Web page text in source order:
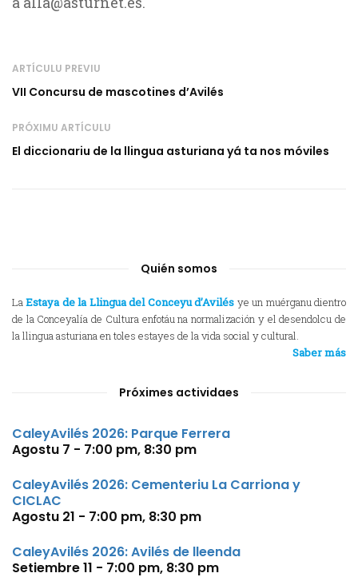
ARTÍCULU PREVIU
VII Concursu de mascotines d’Avilés
PRÓXIMU ARTÍCULU
El diccionariu de la llingua asturiana yá ta nos móviles
Quién somos
LaEstaya de la Llingua del Conceyu d’Avilés ye un muérganu dientro
de la Conceyalía de Cultura enfotáu na normalización y el desendolcu de
la llingua asturiana en toles estayes de la vida social y cultural.
Saber más
Próximes actividaes
CaleyAvilés 2026: Parque Ferrera
Agostu 7 - 7:00 pm, 8:30 pm
CaleyAvilés 2026: Cementeriu La Carriona y
CICLAC
Agostu 21 - 7:00 pm, 8:30 pm
CaleyAvilés 2026: Avilés de lleenda
Setiembre 11 - 7:00 pm, 8:30 pm